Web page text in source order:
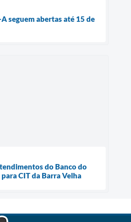
seguem abertas até 15 de
do Banco do
CIT da Barra Velha